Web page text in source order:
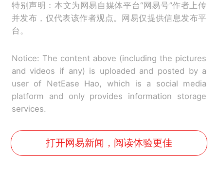
特别声明：本文为网易自媒体平台“网易号”作者上传
并发布，仅代表该作者观点。网易仅提供信息发布平
台。
Notice: The content above (including the pictures
and videos if any) is uploaded and posted by a
user of NetEase Hao, which is a social media
platform and only provides information storage
services.
打开网易新闻，阅读体验更佳